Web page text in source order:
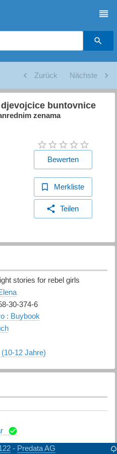
Zurück Nächste
buntovnice
zenama
Bewerten
Merkliste
Teilen
stories for rebel girls
30-374-6
: Buybook
12 Jahre)
- Predata AG